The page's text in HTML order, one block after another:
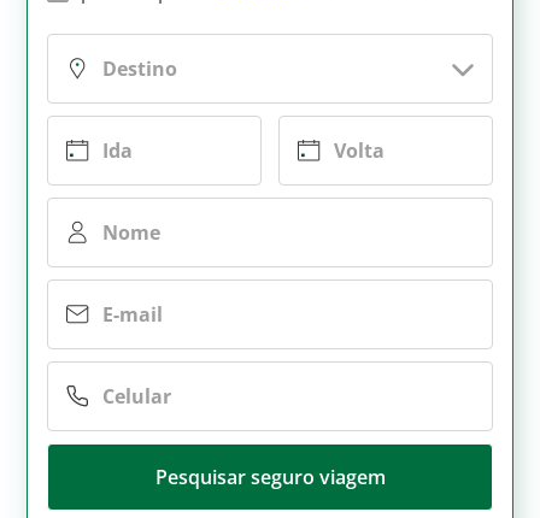
Pesquisar seguro viagem